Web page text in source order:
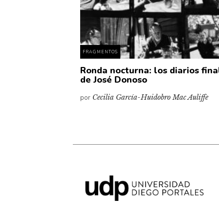
FRAGMENTOS
Ronda nocturna: los diarios
de José Donoso
por Cecilia García-Huidobro Mac Auliffe